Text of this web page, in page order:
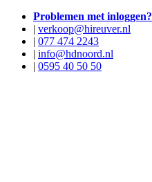
Problemen met inloggen?
| verkoop@hireuver.nl
| 077 474 2243
| info@hdnoord.nl
| 0595 40 50 50